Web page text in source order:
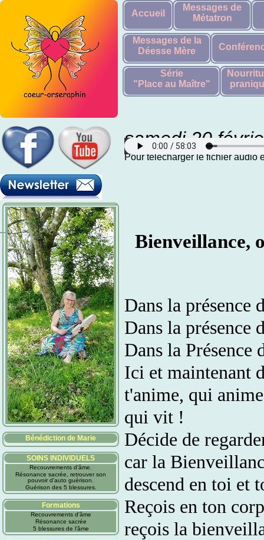
Bénédiction de Marie
SOINS INDIVIDUELS
Recouvrements d'âme.
Résonance sacrée, retrouver son
pouvoir d'auto guérison.
Guérison des 5 blessures.
Formations
Recouvrements d'âme
Résonance sacrée
5 blessures de l'âme
Accueil
Messages de
Métatron
Messages de la
Déesse Mère
Série
"Place au Maître"
samedi 20
Pour télécharger le fichier audio
Bienveillance,
Dans la présence
Dans la présence
Dans la
Ici et maintenant
t'anime, qui
qui vit !
Décide de
car la
descend en toi et
Reçois en ton
reçois la